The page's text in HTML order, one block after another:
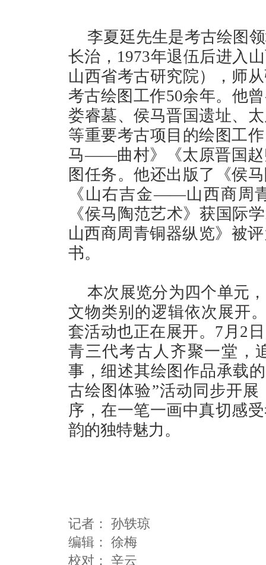
李夏廷先生是考古绘图
长治，1973年退伍后进入
山西省考古研究院），师
考古绘图工作50余年。他
娄睿墓、侯马晋国遗址、
等重要考古项目的绘图工
马——曲村》《太原晋国赵
图任务。他还出版了《侯
《山右吉金——山西商周
《侯马陶范艺术》获国际
山西商周青铜器纵览》被
书。
本次展览分为四个单元
文物类别的逻辑依次展开
套活动也正在展开。7月2
青三代考古人齐聚一堂，
事，细述其绘图作品承载
古绘图体验”活动同步开
序，在一笔一画中真切感
韵的独特魅力。
记者： 孙轶琼
编辑： 徐梅